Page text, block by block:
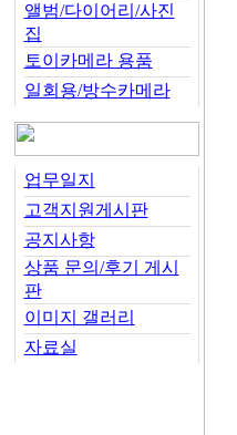
앨범/다이어리/사진
집
토이카메라 용품
일회용/방수카메라
업무일지
고객지원게시판
공지사항
상품 문의/후기 게시
판
이미지 갤러리
자료실